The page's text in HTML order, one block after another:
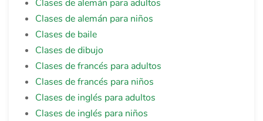
Clases de alemán para adultos
Clases de alemán para niños
Clases de baile
Clases de dibujo
Clases de francés para adultos
Clases de francés para niños
Clases de inglés para adultos
Clases de inglés para niños